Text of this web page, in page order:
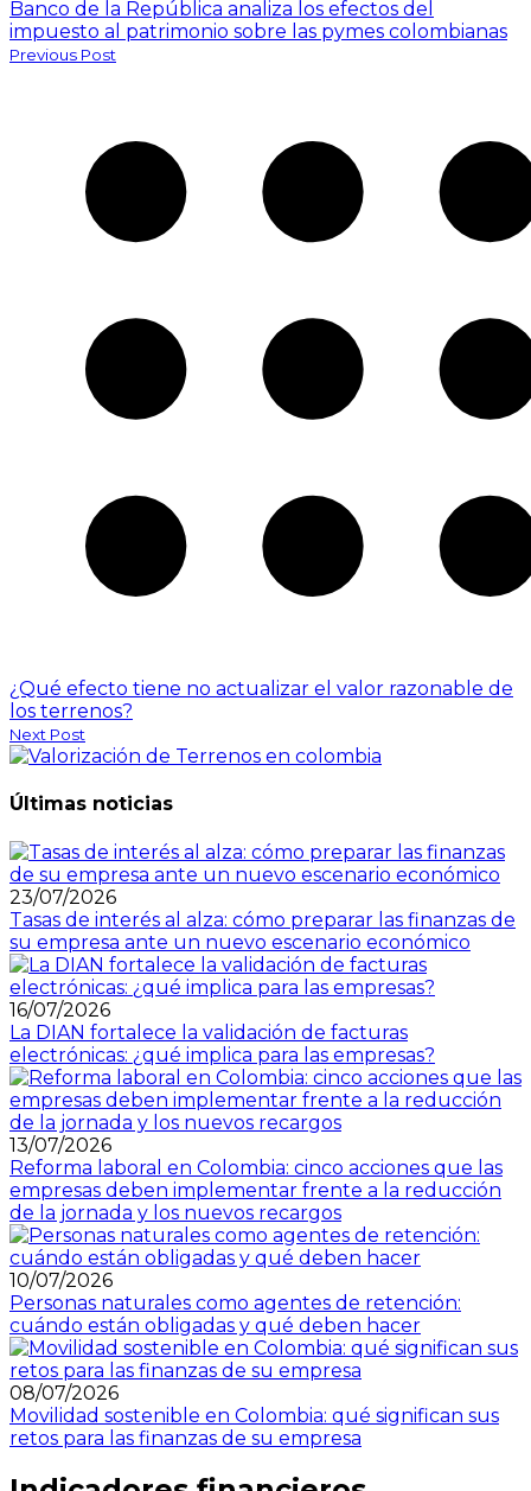
Banco de la República analiza los efectos del
impuesto al patrimonio sobre las pymes colombianas
Previous Post
¿Qué efecto tiene no actualizar el valor razonable de
los terrenos?
Next Post
Últimas noticias
23/07/2026
Tasas de interés al alza: cómo preparar las finanzas de
su empresa ante un nuevo escenario económico
16/07/2026
La DIAN fortalece la validación de facturas
electrónicas: ¿qué implica para las empresas?
13/07/2026
Reforma laboral en Colombia: cinco acciones que las
empresas deben implementar frente a la reducción
de la jornada y los nuevos recargos
10/07/2026
Personas naturales como agentes de retención:
cuándo están obligadas y qué deben hacer
08/07/2026
Movilidad sostenible en Colombia: qué significan sus
retos para las finanzas de su empresa